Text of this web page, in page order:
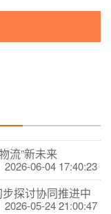
流”新未来
2026-06-04 17:40:23
探讨协同推进中
2026-05-24 21:00:47